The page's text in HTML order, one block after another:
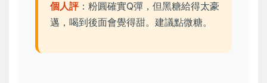
個人評 ：粉圓確實Q彈，但黑糖給得太豪
邁，喝到後面會覺得甜。建議點微糖。